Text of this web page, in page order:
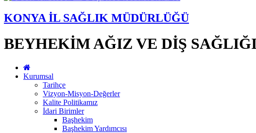
KONYA İL SAĞLIK MÜDÜRLÜĞÜ
BEYHEKİM AĞIZ VE DİŞ
Kurumsal
Tarihçe
Vizyon-Misyon-Değerler
Kalite Politikamız
İdari Birimler
Başhekim
Başhekim Yardımcısı